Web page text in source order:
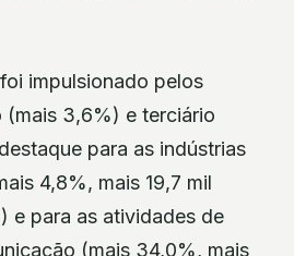
impulsionado pelos
(mais 3,6%) e terciário
para as indústrias
4,8%, mais 19,7 mil
e para as atividades de
(mais 34,0%, mais